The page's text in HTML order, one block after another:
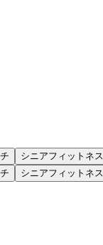
シニアフィットネス
シニアフィットネス